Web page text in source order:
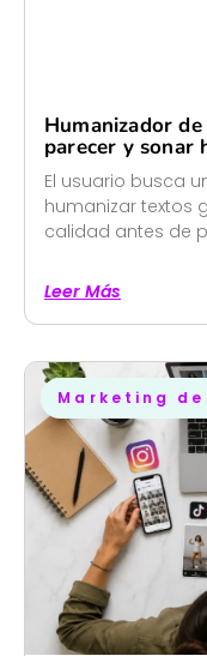
Humanizador
parecer y sonar
El usuario busca
humanizar textos
calidad antes de
Leer Más
Marketing